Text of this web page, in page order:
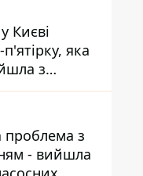
Києві
яка
з
проблема з
- вийшла